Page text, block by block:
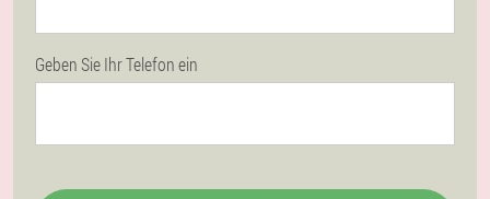
Geben Sie Ihr Telefon ein